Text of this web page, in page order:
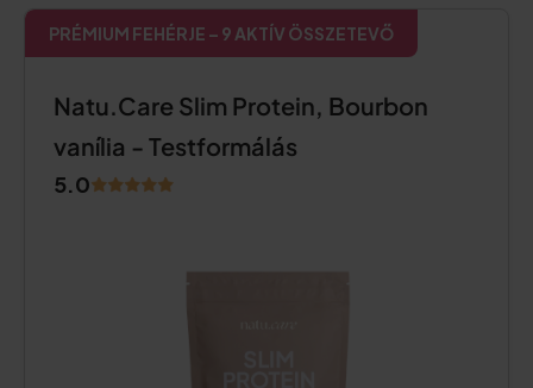
PRÉMIUM FEHÉRJE – 9 AKTÍV ÖSSZETEVŐ
Natu.Care Slim Protein, Bourbon
vanília - Testformálás
5.0